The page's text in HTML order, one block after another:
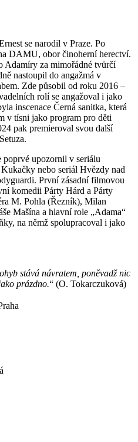
se narodil v Praze. Po
DAMU, obor činoherní herectví.
Adamíry za mimořádné tvůrčí
nastoupil do angažmá v
Zde působil od roku 2016 –
rolí se angažoval i jako
inscenace Černá sanitka, která
v tísni jako program pro děti
pak premieroval svou další
poprvé upozornil v seriálu
nebo seriál Hvězdy nad
První zásadní filmovou
komedii Párty Hárd a Párty
M. Pohla (Řezník), Milan
Mašína a hlavní role „Adama“
na němž spolupracoval i jako
stává návratem, poněvadž nic
prázdno.“ (O. Tokarczuková)